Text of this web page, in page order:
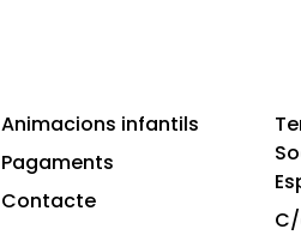
Animacions infantils
Pagaments
Contacte